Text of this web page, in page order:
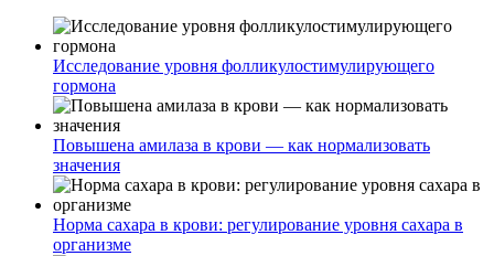
Исследование уровня фолликулостимулирующего
гормона
Повышена амилаза в крови — как нормализовать
значения
Норма сахара в крови: регулирование уровня сахара в
организме